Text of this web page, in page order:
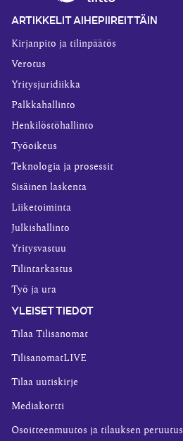
ARTIKKELIT AIHEPIIREITTÄIN
Kirjanpito ja tilinpäätös
Verotus
Yritysjuridiikka
Palkkahallinto
Henkilöstöhallinto
Työoikeus
Teknologia ja prosessit
Sisäinen laskenta
Liiketoiminta
Julkishallinto
Yritysvastuu
Tilintarkastus
Työ ja ura
YLEISET TIEDOT
Tilaa Tilisanomat
TilisanomatLIVE
Tilaa uutiskirje
Mediakortti
Osoitteenmuutos ja tilauksen peruutus